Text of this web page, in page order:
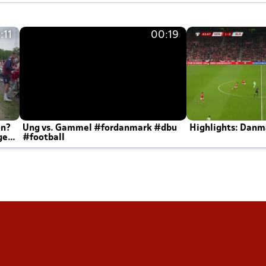
00:19
Ung vs. Gammel #fordanmark #dbu
#football
Highlights: